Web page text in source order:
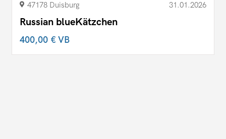
47178 Duisburg 31.01.2026
Russian blueKätzchen
400,00 €VB